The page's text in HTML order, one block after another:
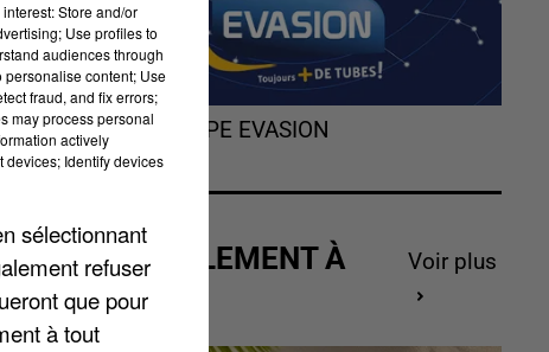
En
L'HOROSCOPE EVASION
ACTUELLEMENT À
GAGNER
Voir plus
Store and/or
Use profiles to
audiences through
personalise content; Use
fraud, and fix errors;
may process personal
actively
devices; Identify devices
sélectionnant
refuser
que pour
à tout